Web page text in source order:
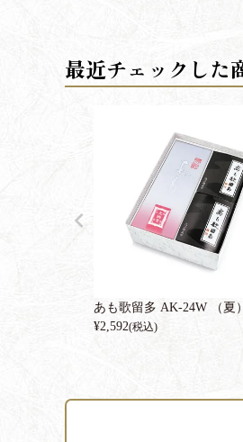
あも歌留多 AK-24W （夏）
¥2,592(税込)